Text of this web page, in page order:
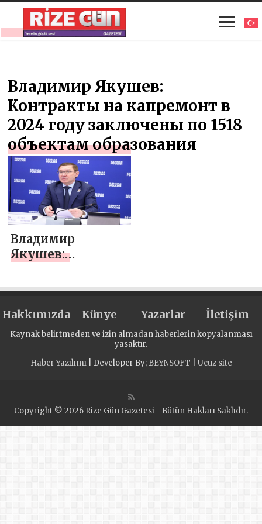
Владимир Якушев:
Контракты на капремонт в
2024 году заключены по 1518
объектам образования
Владимир
Якушев:
капремонт в 2024
по 1518 объектам
образования, на
приступили к
Hakkımızda Künye Yazarlar İletişim
Kaynak belirtmeden ve izin almadan haberlerin kopyalanması
yasaktır.
Haber Yazılımı| Developer By; BEYNSOFT Ucuz site
Copyright © 2026 Rize Gün Gazetesi - Bütün Hakları Saklıdır.